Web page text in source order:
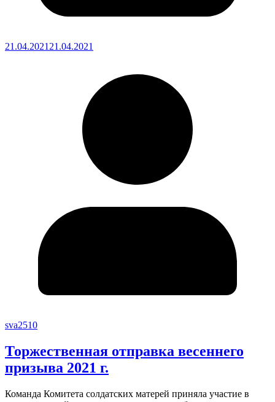
21.04.2021 21.04.2021
sva2510
Торжественная отправка весеннего
призыва 2021 г.
Команда Комитета солдатских матерей приняла участие в